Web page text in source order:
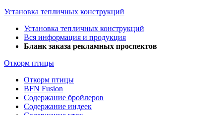
Установка тепличных конструкций
Установка тепличных конструкций
Вся информация и продукция
Бланк заказа рекламных проспектов
Откорм птицы
Откорм птицы
BFN Fusion
Содержание бройлеров
Содержание индеек